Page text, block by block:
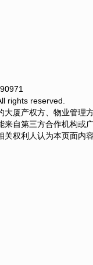
rights reserved.
厦产权方、物业管理
自第三方合作机构或
权利人认为本页面内